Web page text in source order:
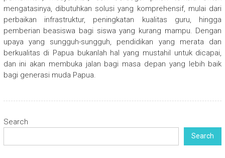
mengatasinya, dibutuhkan solusi yang komprehensif, mulai dari
perbaikan infrastruktur, peningkatan kualitas guru, hingga
pemberian beasiswa bagi siswa yang kurang mampu. Dengan
upaya yang sungguh-sungguh, pendidikan yang merata dan
berkualitas di Papua bukanlah hal yang mustahil untuk dicapai,
dan ini akan membuka jalan bagi masa depan yang lebih baik
bagi generasi muda Papua.
Search
Search